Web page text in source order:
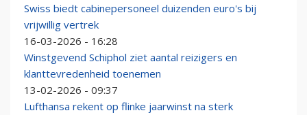
Swiss biedt cabinepersoneel duizenden euro's bij
vrijwillig vertrek
16-03-2026 - 16:28
Winstgevend Schiphol ziet aantal reizigers en
klanttevredenheid toenemen
13-02-2026 - 09:37
Lufthansa rekent op flinke jaarwinst na sterk